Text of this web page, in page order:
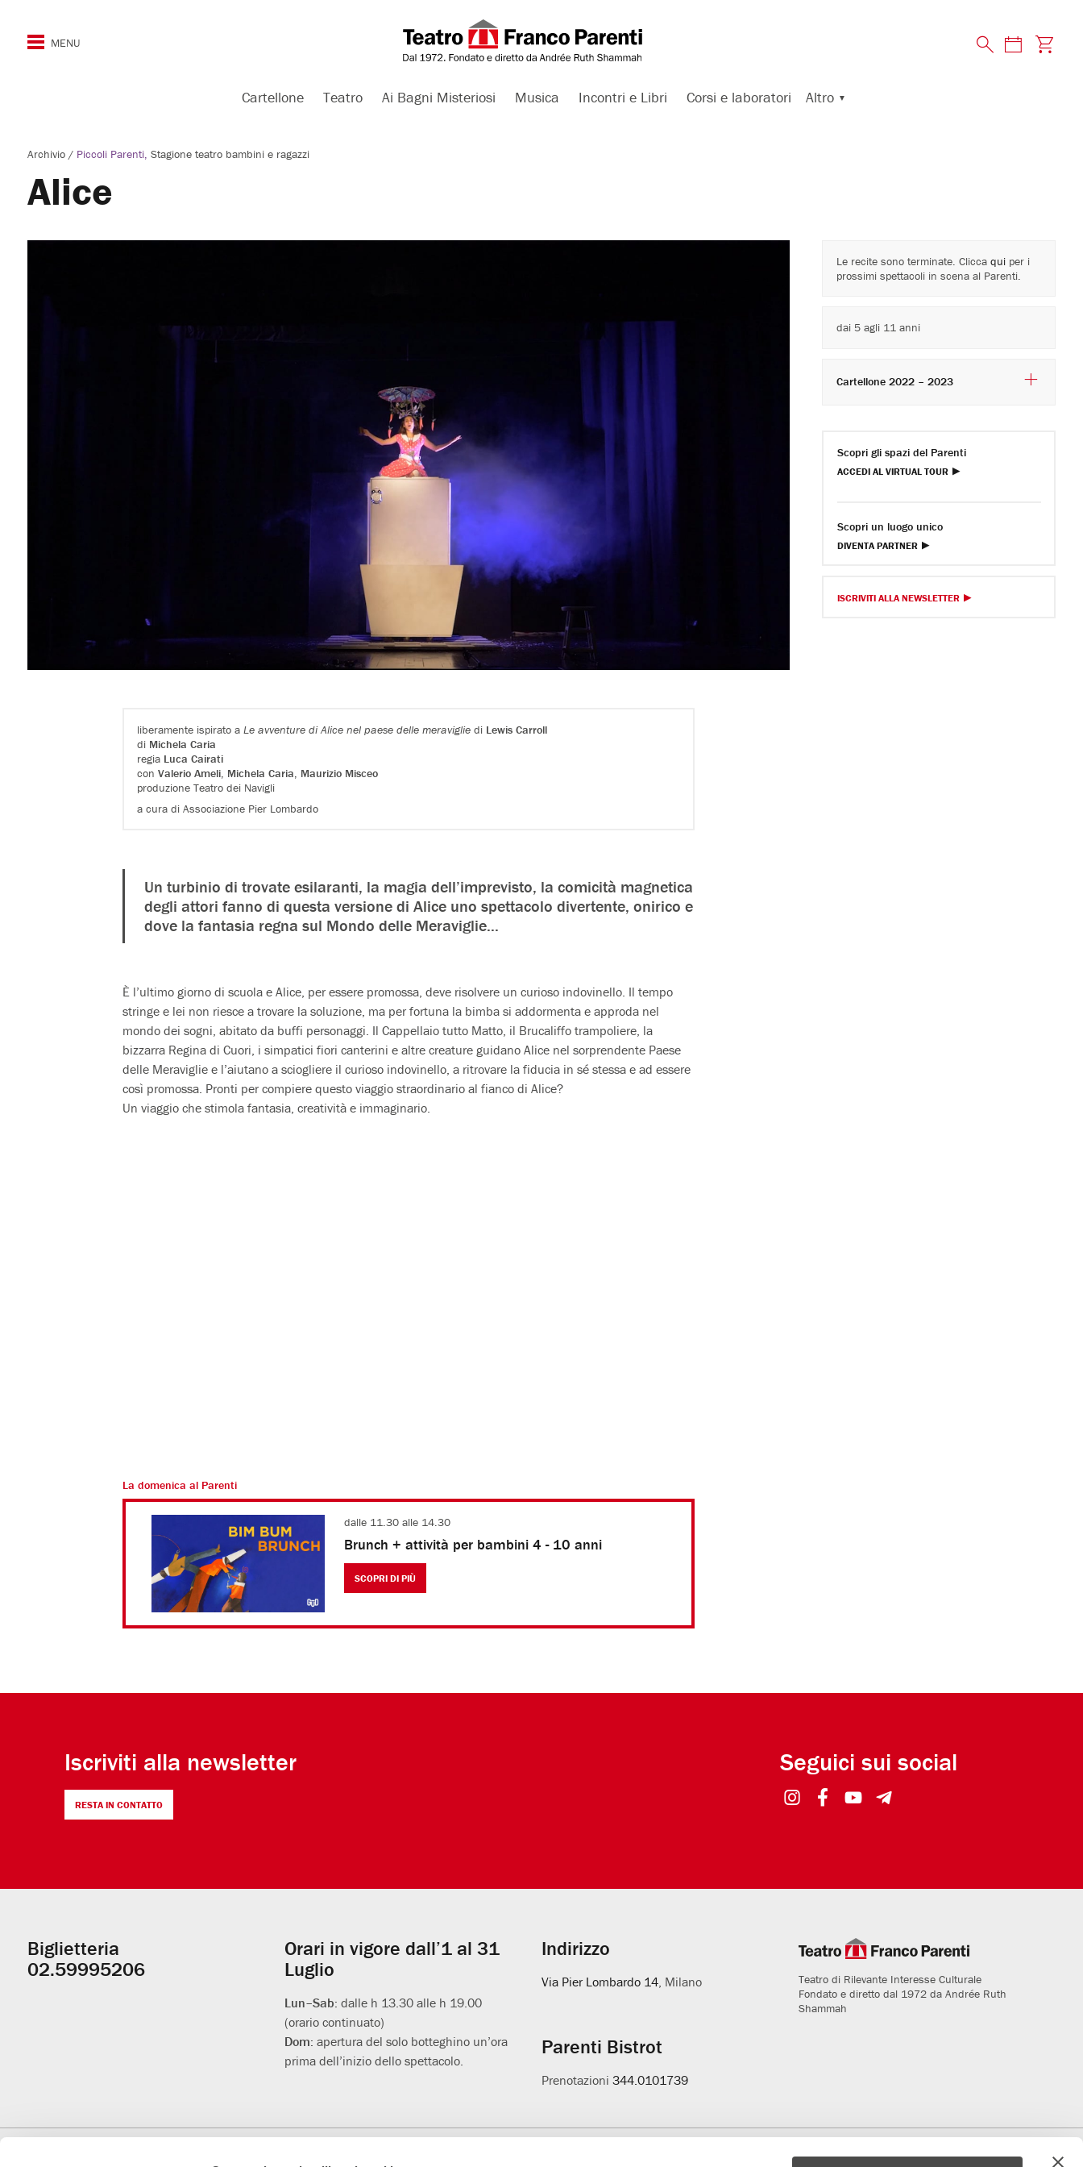
Cartellone Teatro Ai Bagni Misteriosi Musica Incontri e Libri Corsi e laboratori Altro
Archivio / Piccoli Parenti Stagione teatro bambini e ragazzi
Alice
liberamente ispirato aLe avventure di Alice nel paese delle meravigliedi Lewis Carroll
di Michela Caria
regia Luca Cairati
conValerio Ameli, Michela Caria, Maurizio Misceo
produzione Teatro dei Navigli
a cura di Associazione Pier Lombardo
Un turbinio di trovate esilaranti, la magia dell’imprevisto, la comicità magnetica
degli attori fanno di questa versione di Alice uno spettacolo divertente, onirico e
dove la fantasia regna sul Mondo delle Meraviglie...
È l’ultimo giorno di scuola e Alice, per essere promossa, deve risolvere un curioso indovinello. Il tempo
stringe e lei non riesce a trovare la soluzione, ma per fortuna la bimba si addormenta e approda nel
mondo dei sogni, abitato da buffi personaggi. Il Cappellaio tutto Matto, il Brucaliffo trampoliere, la
bizzarra Regina di Cuori, i simpatici fiori canterini e altre creature guidano Alice nel sorprendente Paese
delle Meraviglie e l’aiutano a sciogliere il curioso indovinello, a ritrovare la fiducia in sé stessa e ad essere
così promossa. Pronti per compiere questo viaggio straordinario al fianco di Alice?
Un viaggio che stimola fantasia, creatività e immaginario.
La domenica al Parenti
dalle 11.30 alle 14.30
Brunch + attività per bambini 4 - 10 anni
SCOPRI DI PIÙ
Le recite sono terminate. Clicca quiper i
prossimi spettacoli in scena al Parenti.
dai 5 agli 11 anni
Cartellone 2022 – 2023
Scopri gli spazi del Parenti
ACCEDI AL VIRTUAL TOUR
Scopri un luogo unico
DIVENTA PARTNER
ISCRIVITI ALLA NEWSLETTER
Iscriviti alla newsletter
RESTA IN CONTATTO
Seguici sui social
Informazioni
utili
Biglietteria
02.59995206
Orari in vigore dall’1 al 31
Luglio
Lun–Sab: dalle h 13.30 alle h 19.00
(orario continuato)
Dom: apertura del solo botteghino un’ora
prima dell’inizio dello spettacolo.
Indirizzo
Via Pier Lombardo 14, Milano
Parenti Bistrot
Prenotazioni 344.0101739
Teatro di Rilevante Interesse Culturale
Fondato e diretto dal 1972 da Andrée Ruth
Shammah